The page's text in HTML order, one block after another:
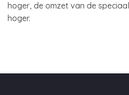
hoger, de omzet van de
hoger.